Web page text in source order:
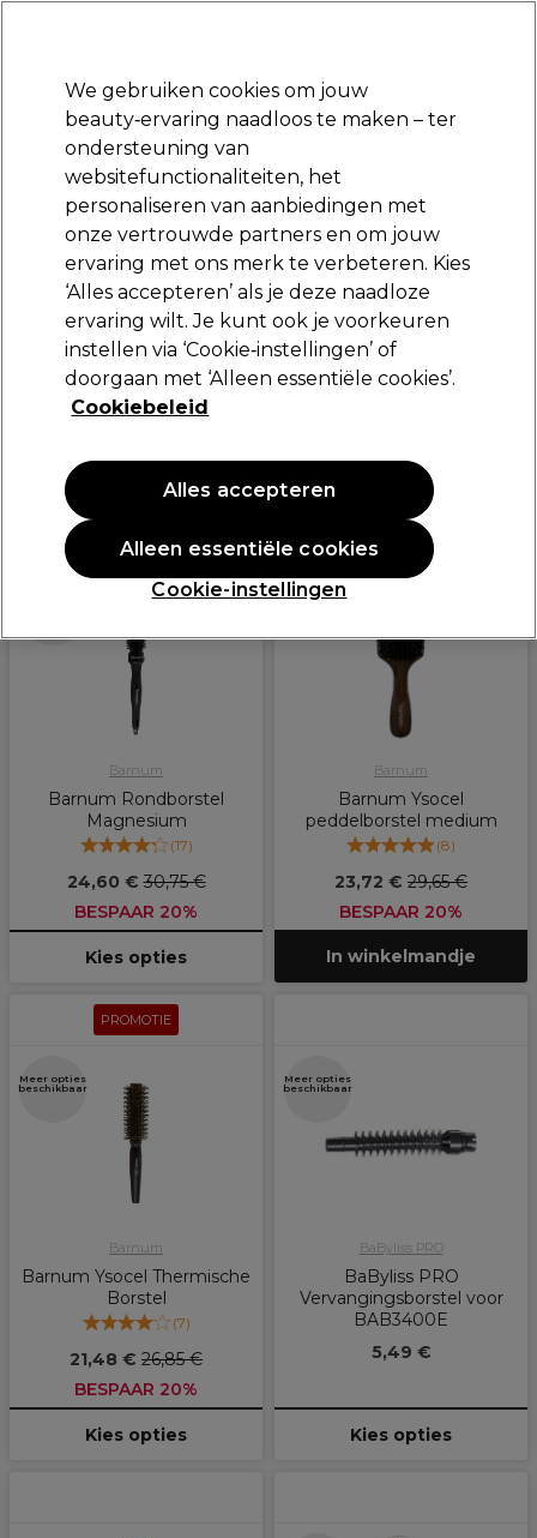
Aanmelden
Merken Deals Haar Elektra
Volgende dag geleverd*
Na verzending, maandag t/m vrijdag
Haar Borstels
Borstels
Sorteren op:Populariteit
PROMOTIE
Barnum
Barnum Rondborstel
Magnesium
(17)
24,60 €30,75 €
BESPAAR 20%
Kies opties
PROMOTIE
Barnum
Barnum Ysocel
peddelborstel medium
(8)
23,72 € 29,65 €
BESPAAR 20%
In winkelmandje
PROMOTIE
Meer opties
beschikbaar
Barnum
Barnum Ysocel Thermische
Borstel
(7)
21,48 € 26,85 €
BESPAAR 20%
Kies opties
Meer opties
beschikbaar
BaByliss PRO
BaByliss PRO
Vervangingsborstel voor
BAB3400E
5,49 €
Kies opties
We gebruiken cookies om jouw
beauty‑ervaring naadloos te maken – ter
ondersteuning van
websitefunctionaliteiten, het
personaliseren van aanbiedingen met
onze vertrouwde partners en om jouw
ervaring met ons merk te verbeteren. Kies
‘Alles accepteren’ als je deze naadloze
ervaring wilt. Je kunt ook je voorkeuren
instellen via ‘Cookie‑instellingen’ of
doorgaan met ‘Alleen essentiële cookies’.
Cookiebeleid
Cookie-instellingen
Alleen essentiële cookies
Alles accepteren